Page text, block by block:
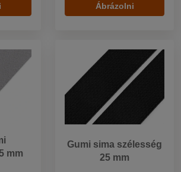
Ábrázolni
mm
Gumi sima szélesség
25 mm